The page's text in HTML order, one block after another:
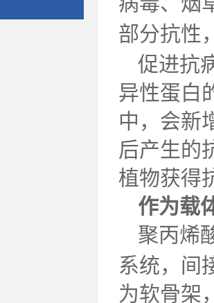
部分抗性
促进抗
异性蛋白
中，会新
后产生的
植物获得
作为载
聚丙烯
系统，间
为软骨架